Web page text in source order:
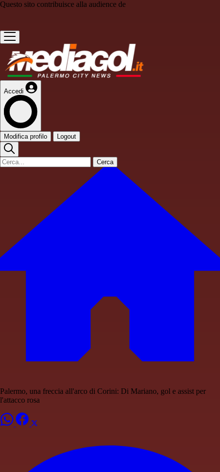
Questo sito contribuisce alla audience de
Accedi
Modifica profilo Logout
Cerca
Palermo, una freccia all'arco di Corini: Di Mariano, gol e assist per
l'attacco rosa